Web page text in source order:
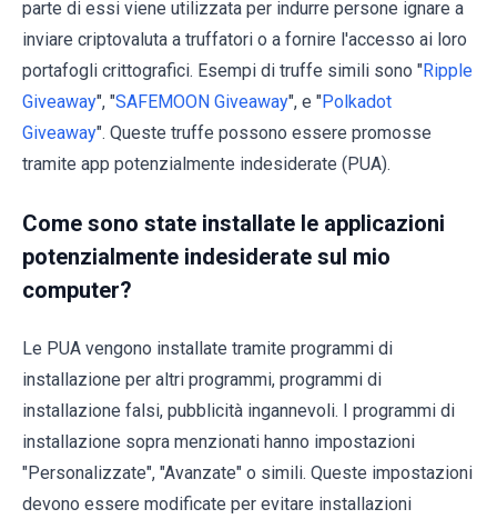
parte di essi viene utilizzata per indurre persone ignare a
inviare criptovaluta a truffatori o a fornire l'accesso ai loro
portafogli crittografici. Esempi di truffe simili sono "Ripple
Giveaway", "SAFEMOON Giveaway", e "Polkadot
Giveaway". Queste truffe possono essere promosse
tramite app potenzialmente indesiderate (PUA).
Come sono state installate le applicazioni
potenzialmente indesiderate sul mio
computer?
Le PUA vengono installate tramite programmi di
installazione per altri programmi, programmi di
installazione falsi, pubblicità ingannevoli. I programmi di
installazione sopra menzionati hanno impostazioni
"Personalizzate", "Avanzate" o simili. Queste impostazioni
devono essere modificate per evitare installazioni